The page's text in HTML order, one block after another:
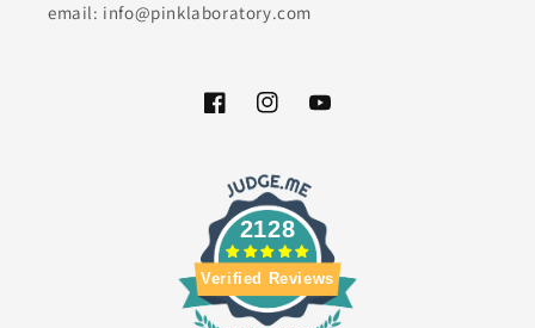
email: info@pinklaboratory.com
FacebookInstagramYouTube
2128
Verified Reviews